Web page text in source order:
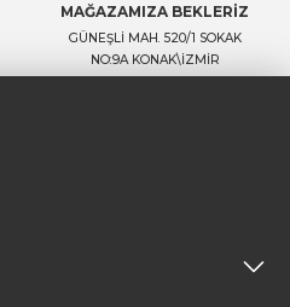
MAĞAZAMIZA BEKLERİZ
GÜNEŞLİ MAH. 520/1 SOKAK
NO:9A KONAK\İZMİR